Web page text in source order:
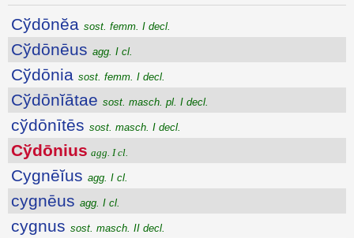
Cўdōnĕa sost. femm. I decl.
Cўdōnēus agg. I cl.
Cўdōnia sost. femm. I decl.
Cўdōnĭātae sost. masch. pl. I decl.
cўdōnītēs sost. masch. I decl.
Cўdōnius agg. I cl.
Cygnēĭus agg. I cl.
cygnēus agg. I cl.
cygnus sost. masch. II decl.